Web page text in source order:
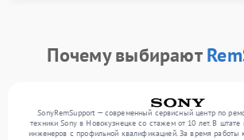
Почему выбирают
SonyRemSupport — современный сервисный центр по
техники Sony в Новокузнецке со стажем от 10 лет. В
инженеров с профильной квалификацией. За время работы